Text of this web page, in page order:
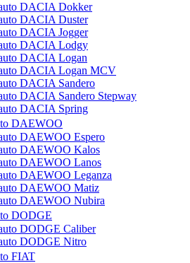
DACIA Dokker
DACIA Duster
DACIA Jogger
DACIA Lodgy
DACIA Logan
DACIA Logan MCV
DACIA Sandero
DACIA Sandero Stepway
DACIA Spring
DAEWOO
DAEWOO Espero
DAEWOO Kalos
DAEWOO Lanos
DAEWOO Leganza
DAEWOO Matiz
DAEWOO Nubira
DODGE
DODGE Caliber
DODGE Nitro
FIAT